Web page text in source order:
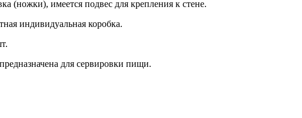
(ножки), имеется подвес для крепления к стене.
индивидуальная коробка.
для сервировки пищи.